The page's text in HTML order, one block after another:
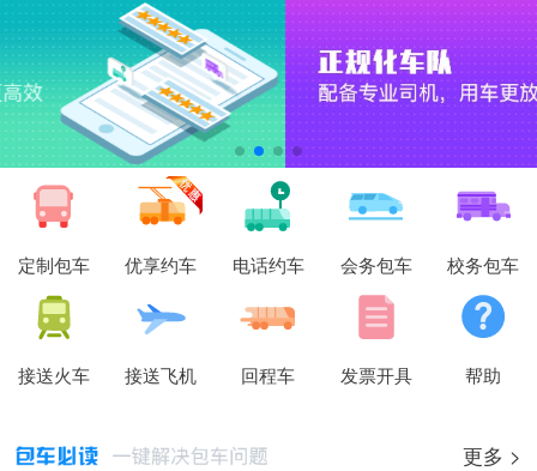
定制包车 优享约车 电话约车 会务包车 校务包车
接送火车 接送飞机 回程车 发票开具 帮助
更多 >